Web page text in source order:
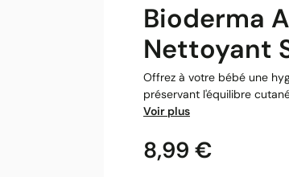
Bioderma
Nettoyant
Offrez à votre bébé une
préservant l'équilibre
Voir plus
Prix
8,99 €